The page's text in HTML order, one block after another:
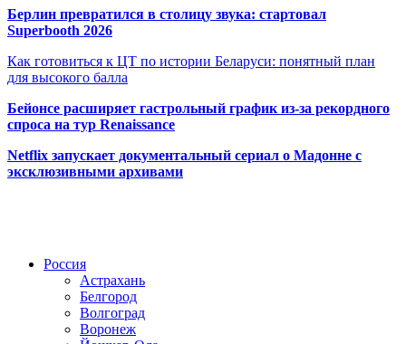
Берлин превратился в столицу звука: стартовал
Superbooth 2026
Как готовиться к ЦТ по истории Беларуси: понятный план
для высокого балла
Бейонсе расширяет гастрольный график из-за рекордного
спроса на тур Renaissance
Netflix запускает документальный сериал о Мадонне с
эксклюзивными архивами
Россия
Астрахань
Белгород
Волгоград
Воронеж